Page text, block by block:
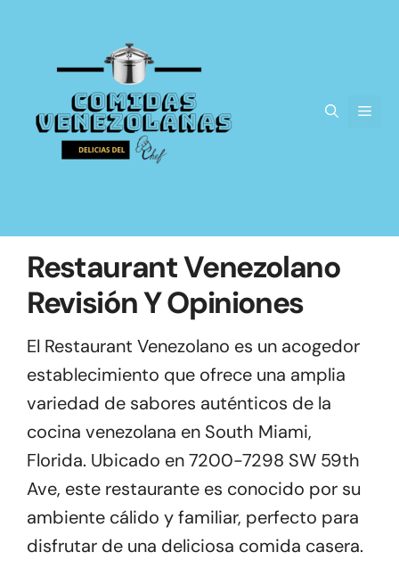
contenido
Restaurant Venezolano
Revisión Y Opiniones
El Restaurant Venezolano es un acogedor
establecimiento que ofrece una amplia
variedad de sabores auténticos de la
cocina venezolana en South Miami,
Florida. Ubicado en 7200-7298 SW 59th
Ave, este restaurante es conocido por su
ambiente cálido y familiar, perfecto para
disfrutar de una deliciosa comida casera.